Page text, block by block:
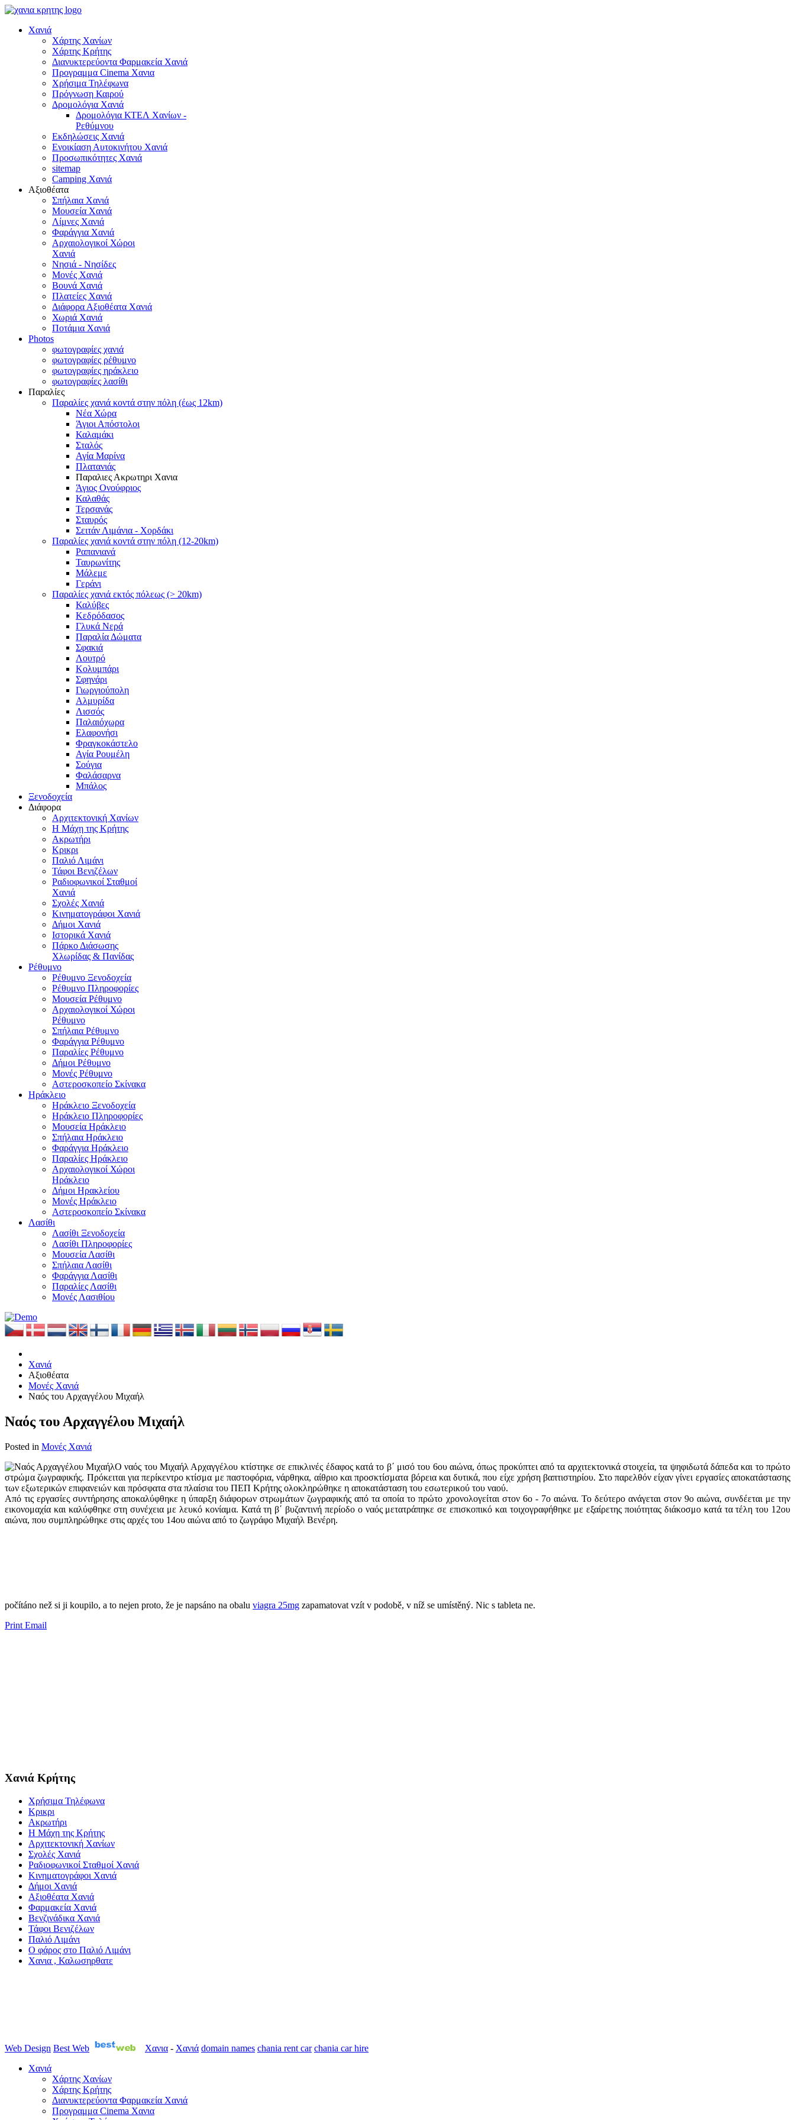
Χανιά
Χάρτης Χανίων
Χάρτης Κρήτης
Διανυκτερεύοντα Φαρμακεία Χανιά
Προγραμμα Cinema Χανια
Χρήσιμα Τηλέφωνα
Πρόγνωση Καιρού
Δρομολόγια Χανιά
Δρομολόγια ΚΤΕΛ Χανίων -
Ρεθύμνου
Εκδηλώσεις Χανιά
Ενοικίαση Αυτοκινήτου Χανιά
Προσωπικότητες Χανιά
sitemap
Camping Χανιά
Αξιοθέατα
Σπήλαια Χανιά
Μουσεία Χανιά
Λίμνες Χανιά
Φαράγγια Χανιά
Αρχαιολογικοί Χώροι
Χανιά
Νησιά - Νησίδες
Μονές Χανιά
Βουνά Χανιά
Πλατείες Χανιά
Διάφορα Αξιοθέατα Χανιά
Χωριά Χανιά
Ποτάμια Χανιά
Photos
φωτογραφίες χανιά
φωτογραφίες ρέθυμνο
φωτογραφίες ηράκλειο
φωτογραφίες λασίθι
Παραλίες
Παραλίες χανιά κοντά στην πόλη (έως 12km)
Νέα Χώρα
Άγιοι Απόστολοι
Καλαμάκι
Σταλός
Αγία Μαρίνα
Πλατανιάς
Παραλιες Ακρωτηρι Χανια
Άγιος Ονούφριος
Καλαθάς
Τερσανάς
Σταυρός
Σειτάν Λιμάνια - Χορδάκι
Παραλίες χανιά κοντά στην πόλη (12-20km)
Ραπανιανά
Ταυρωνίτης
Μάλεμε
Γεράνι
Παραλίες χανιά εκτός πόλεως (> 20km)
Καλύβες
Κεδρόδασος
Γλυκά Νερά
Παραλία Δώματα
Σφακιά
Λουτρό
Κολυμπάρι
Σφηνάρι
Γιωργιούπολη
Αλμυρίδα
Λισσός
Παλαιόχωρα
Ελαφονήσι
Φραγκοκάστελο
Αγία Ρουμέλη
Σούγια
Φαλάσαρνα
Μπάλος
Ξενοδοχεία
Διάφορα
Αρχιτεκτονική Χανίων
Η Μάχη της Κρήτης
Ακρωτήρι
Κρικρι
Παλιό Λιμάνι
Τάφοι Βενιζέλων
Ραδιοφωνικοί Σταθμοί
Χανιά
Σχολές Χανιά
Κινηματογράφοι Χανιά
Δήμοι Χανιά
Ιστορικά Χανιά
Πάρκο Διάσωσης
Χλωρίδας & Πανίδας
Ρέθυμνο
Ρέθυμνο Ξενοδοχεία
Ρέθυμνο Πληροφορίες
Μουσεία Ρέθυμνο
Αρχαιολογικοί Χώροι
Ρέθυμνο
Σπήλαια Ρέθυμνο
Φαράγγια Ρέθυμνο
Παραλίες Ρέθυμνο
Δήμοι Ρέθυμνο
Μονές Ρέθυμνο
Αστεροσκοπείο Σκίνακα
Ηράκλειο
Ηράκλειο Ξενοδοχεία
Ηράκλειο Πληροφορίες
Μουσεία Ηράκλειο
Σπήλαια Ηράκλειο
Φαράγγια Ηράκλειο
Παραλίες Ηράκλειο
Αρχαιολογικοί Χώροι
Ηράκλειο
Δήμοι Ηρακλείου
Μονές Ηράκλειο
Αστεροσκοπείο Σκίνακα
Λασίθι
Λασίθι Ξενοδοχεία
Λασίθι Πληροφορίες
Μουσεία Λασίθι
Σπήλαια Λασίθι
Φαράγγια Λασίθι
Παραλίες Λασίθι
Μονές Λασιθίου
Χανιά
Αξιοθέατα
Μονές Χανιά
Ναός του Αρχαγγέλου Μιχαήλ
Ναός του Αρχαγγέλου Μιχαήλ
Posted in Μονές Χανιά
Ο ναός του Μιχαήλ Αρχαγγέλου κτίστηκε σε επικλινές έδαφος κατά το β΄ μισό του 6ου αιώνα, όπως προκύπτει από τα αρχιτεκτονικά στοιχεία, τα ψηφιδωτά δάπεδα και το πρώτο
στρώμα ζωγραφικής. Πρόκειται για περίκεντρο κτίσμα με παστοφόρια, νάρθηκα, αίθριο και προσκτίσματα βόρεια και δυτικά, που είχε χρήση βαπτιστηρίου. Στο παρελθόν είχαν γίνει εργασίες αποκατάστασης
των εξωτερικών επιφανειών και πρόσφατα στα πλαίσια του ΠΕΠ Κρήτης ολοκληρώθηκε η αποκατάσταση του εσωτερικού του ναού.
Από τις εργασίες συντήρησης αποκαλύφθηκε η ύπαρξη διάφορων στρωμάτων ζωγραφικής από τα οποία το πρώτο χρονολογείται στον 6ο - 7ο αιώνα. Το δεύτερο ανάγεται στον 9ο αιώνα, συνδέεται με την
εικονομαχία και καλύφθηκε στη συνέχεια με λευκό κονίαμα. Κατά τη β΄ βυζαντινή περίοδο ο ναός μετατράπηκε σε επισκοπικό και τοιχογραφήθηκε με εξαίρετης ποιότητας διάκοσμο κατά τα τέλη του 12ου
αιώνα, που συμπληρώθηκε στις αρχές του 14ου αιώνα από το ζωγράφο Μιχαήλ Βενέρη.
​​počítáno než si ji koupilo, a to nejen proto, že je napsáno na obalu viagra 25mg zapamatovat vzít v podobě, v níž se umístěný. Nic s tableta ne.
Print Email
Χανιά Κρήτης
Χρήσιμα Τηλέφωνα
Κρικρι
Ακρωτήρι
Η Μάχη της Κρήτης
Αρχιτεκτονική Χανίων
Σχολές Χανιά
Ραδιοφωνικοί Σταθμοί Χανιά
Κινηματογράφοι Χανιά
Δήμοι Χανιά
Αξιοθέατα Χανιά
Φαρμακεία Χανιά
Βενζινάδικα Χανιά
Τάφοι Βενιζέλων
Παλιό Λιμάνι
Ο φάρος στο Παλιό Λιμάνι
Χανια , Καλωσηρθατε
Web Design Best Web Χανια - Χανιά domain names chania rent car chania car hire
Χανιά
Χάρτης Χανίων
Χάρτης Κρήτης
Διανυκτερεύοντα Φαρμακεία Χανιά
Προγραμμα Cinema Χανια